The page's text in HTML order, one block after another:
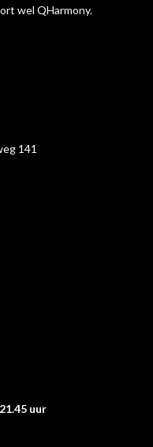
wel QHarmony.
141
uur